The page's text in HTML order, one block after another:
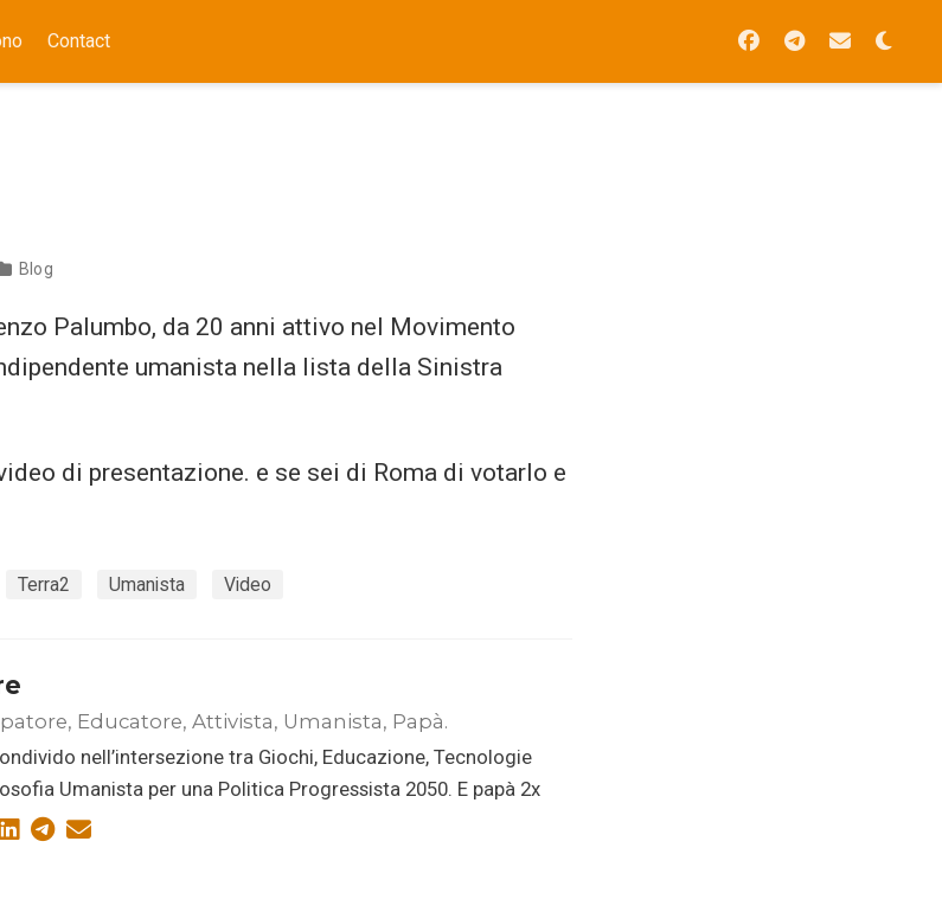
Contact
Blog
Palumbo, da 20 anni attivo nel Movimento
umanista nella lista della Sinistra
di presentazione. e se sei di Roma di votarlo e
Terra2 Umanista Video
Educatore, Attivista, Umanista, Papà.
nell’intersezione tra Giochi, Educazione, Tecnologie
Umanista per una Politica Progressista 2050. E papà 2x